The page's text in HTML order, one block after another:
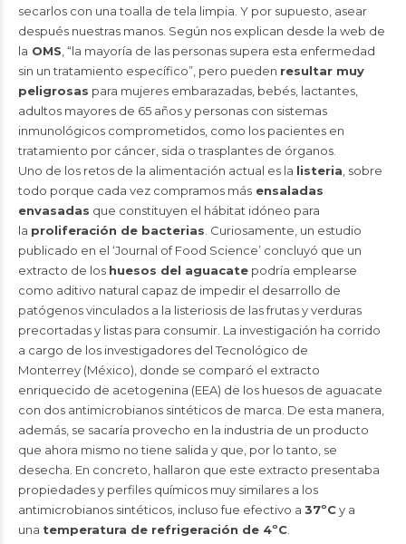
secarlos con una toalla de tela limpia. Y por supuesto, asear
después nuestras manos. Según nos explican desde la web de
la OMS, “la mayoría de las personas supera esta enfermedad
sin un tratamiento específico”, pero pueden resultar muy
peligrosas para mujeres embarazadas, bebés, lactantes,
adultos mayores de 65 años y personas con sistemas
inmunológicos comprometidos, como los pacientes en
tratamiento por cáncer, sida o trasplantes de órganos.
Uno de los retos de la alimentación actual es la listeria, sobre
todo porque cada vez compramos más ensaladas
envasadas que constituyen el hábitat idóneo para
la proliferación de bacterias. Curiosamente, un estudio
publicado en el ‘Journal of Food Science’ concluyó que un
extracto de los huesos del aguacate podría emplearse
como aditivo natural capaz de impedir el desarrollo de
patógenos vinculados a la listeriosis de las frutas y verduras
precortadas y listas para consumir. La investigación ha corrido
a cargo de los investigadores del Tecnológico de
Monterrey (México), donde se comparó el extracto
enriquecido de acetogenina (EEA) de los huesos de aguacate
con dos antimicrobianos sintéticos de marca. De esta manera,
además, se sacaría provecho en la industria de un producto
que ahora mismo no tiene salida y que, por lo tanto, se
desecha. En concreto, hallaron que este extracto presentaba
propiedades y perfiles químicos muy similares a los
antimicrobianos sintéticos, incluso fue efectivo a 37ºCy a
una temperatura de refrigeración de 4ºC.